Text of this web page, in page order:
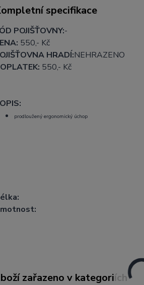
specifikace
POJIŠŤOVNY:-
550,- Kč
HRADÍ:NEHRAZENO
550,- Kč
prodloužený ergonomický úchop
zařazeno v kategoriích